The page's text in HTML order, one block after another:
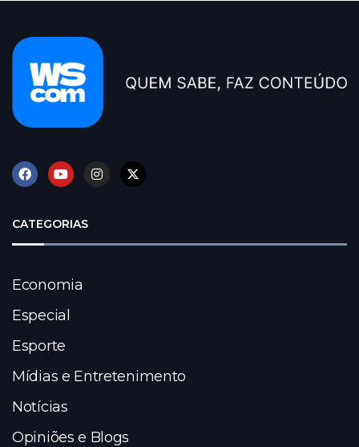
CATEGORIAS
Economia
Especial
Esporte
Mídias e Entretenimento
Notícias
Opiniões e Blogs